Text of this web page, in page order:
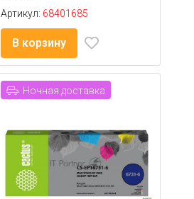
Артикул: 68401685
В корзину
Ночная доставка